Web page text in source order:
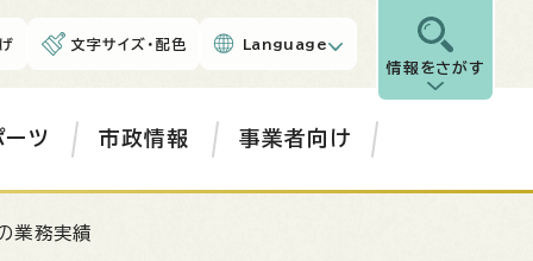
文字サイズ・配色 Language
情報をさがす
ーツ 市政情報 事業者向け
業務実績